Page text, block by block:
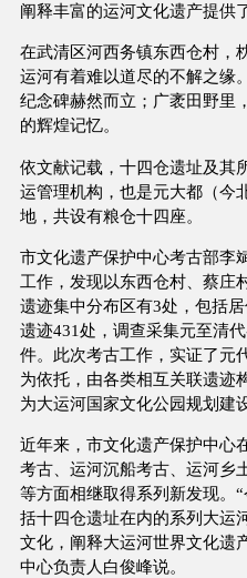
阐释丰富的运河文化遗产提供
在武清区河西务镇东西仓村，
运河有着难以道尽的不解之缘
纪念碑赫然而立；广袤田野里
的辉煌记忆。
依文献记载，十四仓遗址及其
运管理机构，也是元大都（今
地，共设有粮仓十四座。
市文化遗产保护中心考古部李
工作，发现以东西仓村、蔡庄
遗迹集中分布区有3处，包括
遗迹431处，调查采集元至清
件。此次考古工作，实证了元
为依托，由各类相互关联遗迹
为大运河国家文化公园规划建
近年来，市文化遗产保护中心
考古、运河沉船考古、运河乡
等方面相继取得系列新发现。
括十四仓遗址在内的系列大运
文化，阐释大运河世界文化遗
中心负责人白俊峰说。